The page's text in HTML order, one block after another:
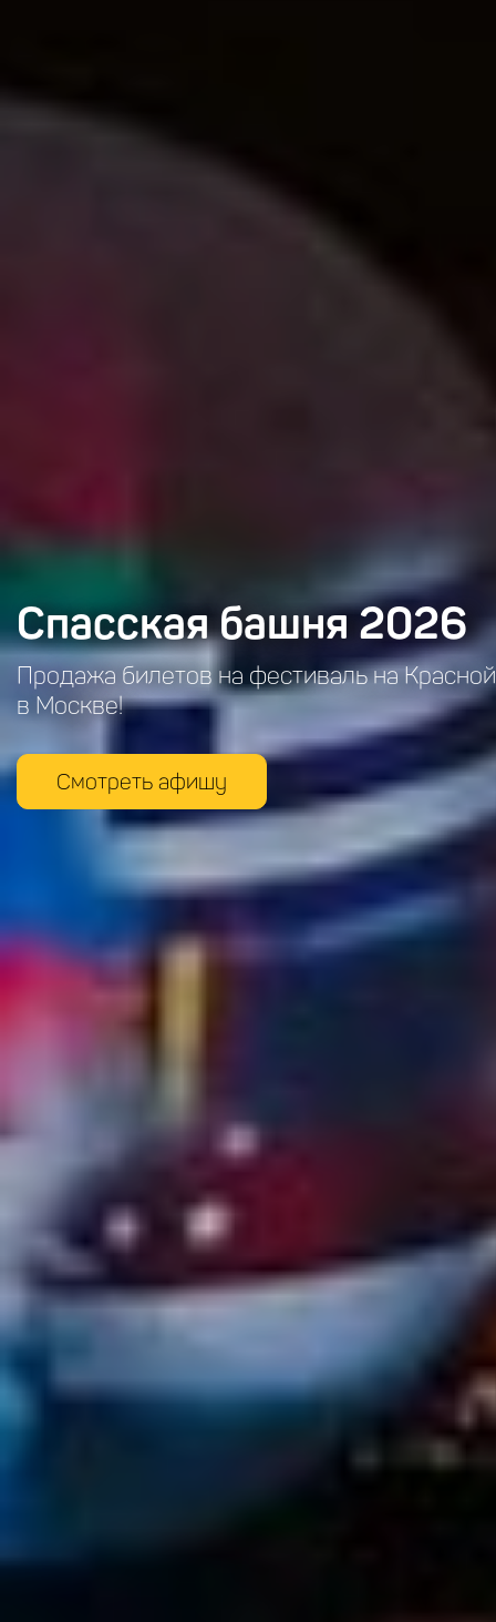
Спасская башня 2026
Продажа билетов на фестиваль на
в Москве!
Смотреть афишу